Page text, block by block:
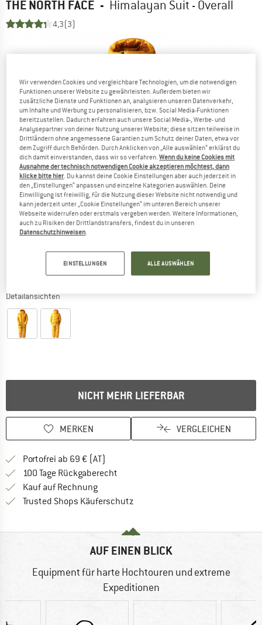
THE NORTH FACE - Himalayan Suit - Overall
4,3(3)
Detailansichten
NICHT MEHR LIEFERBAR
MERKEN VERGLEICHEN
Portofrei ab 69 € (AT)
100 Tage Rückgaberecht
Kauf auf RechnungFinde die Zahlungs-Infos hier! Öffnet
Trusted Shops Käuferschutz
AUF EINEN BLICK
Equipment für harte Hochtouren und extreme
Expeditionen
Wir verwenden Cookies und vergleichbare Technologien, um die notwendigen
Funktionen unserer Website zu gewährleisten. Außerdem bieten wir
zusätzliche Dienste und Funktionen an, analysieren unseren Datenverkehr,
um Inhalte und Werbung zu personalisieren, bzw. Social Media-Funktionen
bereitzustellen. Dadurch erfahren auch unsere Social Media-, Werbe- und
Analysepartner von deiner Nutzung unserer Website; diese sitzen teilweise in
Drittländern ohne angemessene Garantien zum Schutz deiner Daten, etwa vor
dem Zugriff durch Behörden. Durch Anklicken von „Alle auswählen“ erklärst du
dich damit einverstanden, dass wir so verfahren.Wenn du keine Cookies mit
Ausnahme der technisch notwendigen Cookie akzeptieren möchtest, dann
klicke bitte hier . Du kannst deine Cookie Einstellungen aber auch jederzeit in
den „Einstellungen“ anpassen und einzelne Kategorien auswählen. Deine
Einwilligung ist freiwillig, für die Nutzung dieser Website nicht notwendig und
kann jederzeit unter „Cookie Einstellungen“ im unteren Bereich unserer
Webseite widerrufen oder erstmals vergeben werden. Weitere Informationen,
auch zu Risiken der Drittlandstransfers, findest du in unseren
Datenschutzhinweisen
EINSTELLUNGEN ALLE AUSWÄHLEN